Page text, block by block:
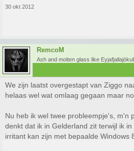
30 okt 2012
RemcoM
Ash and molten glass like Eyjafjallajökull
We zijn laatst overgestapt van Ziggo
helaas wel wat omlaag gegaan maar
Nu heb ik wel twee probleempje's, m'n
denkt dat ik in Gelderland zit terwijl ik
irritant kan zijn met bepaalde Windows